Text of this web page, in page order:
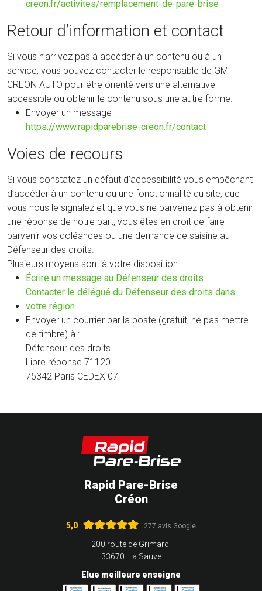
creon.fr/activites/remplacement-de-pare-brise
Retour d’information et contact
Si vous n’arrivez pas à accéder à un contenu ou à un
service, vous pouvez contacter le responsable de GM
CREON AUTO pour être orienté vers une alternative
accessible ou obtenir le contenu sous une autre forme.
Envoyer un message
https://www.rapidparebrise-creon.fr/contact
Voies de recours
Si vous constatez un défaut d’accessibilité vous empêchant
d’accéder à un contenu ou une fonctionnalité du site, que
vous nous le signalez et que vous ne parvenez pas à obtenir
une réponse de notre part, vous êtes en droit de faire
parvenir vos doléances ou une demande de saisine au
Défenseur des droits.
Plusieurs moyens sont à votre disposition :
Écrire un message au Défenseur des droits
fenêtre)
Contacter le délégué du Défenseur des droits dans
votre région(nouvelle
fenêtre)
Envoyer un courrier par la poste (gratuit, ne pas mettre
de timbre) à :
Défenseur des droits
Libre réponse 71120
75342 Paris CEDEX 07
Rapid Pare-Brise
Créon
5,0 277 avis Google
200 route de Grimard
33670 La Sauve
Elue meilleure enseigne